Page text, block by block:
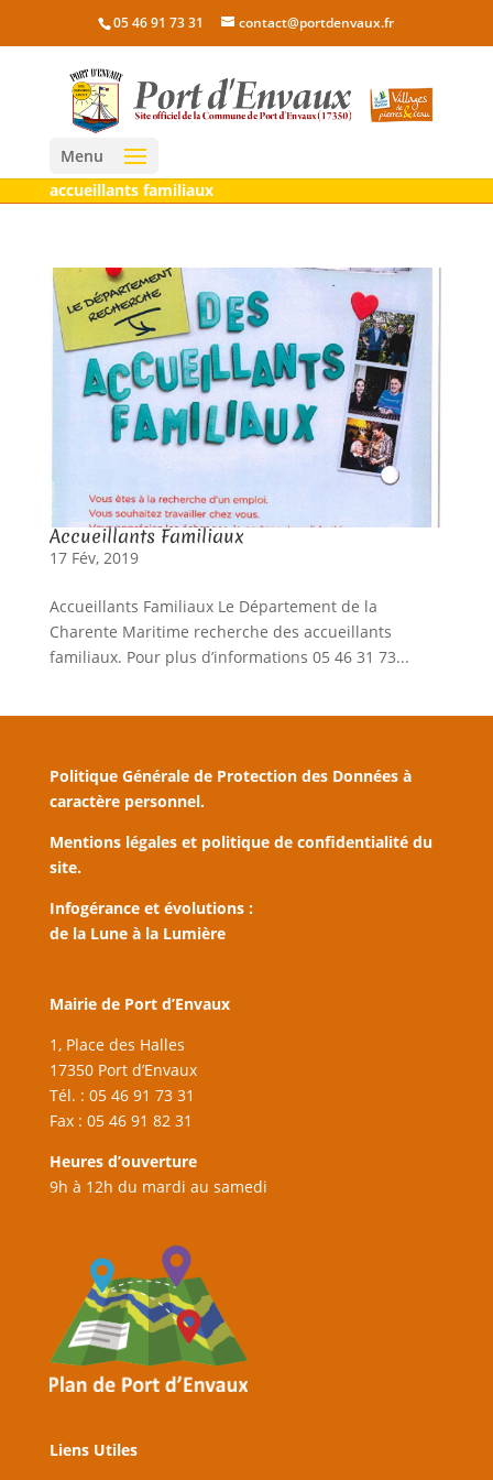
05 46 91 73 31 contact@portdenvaux.fr
Menu
accueillants familiaux
Accueillants Familiaux
17 Fév, 2019
Accueillants Familiaux Le Département de la
Charente Maritime recherche des accueillants
familiaux. Pour plus d’informations 05 46 31 73...
Politique Générale de Protection des Données à
caractère personnel.
Mentions légales et politique de confidentialité du
site.
Infogérance et évolutions :
de la Lune à la Lumière
Mairie de Port d’Envaux
1, Place des Halles
17350 Port d’Envaux
Tél. : 05 46 91 73 31
Fax : 05 46 91 82 31
Heures d’ouverture
9h à 12h du mardi au samedi
Liens Utiles